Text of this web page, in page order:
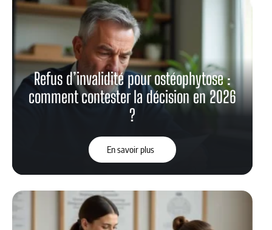
Refus d’invalidité pour ostéophytose :
comment contester la décision en 2026
?
En savoir plus